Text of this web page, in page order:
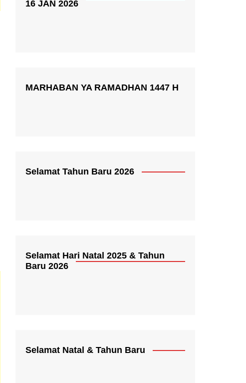
16 JAN 2026
MARHABAN YA RAMADHAN 1447 H
Selamat Tahun Baru 2026
Selamat Hari Natal 2025 & Tahun
Baru 2026
Selamat Natal & Tahun Baru